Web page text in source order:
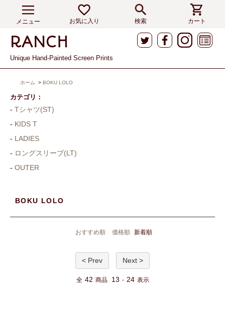
メニュー お気に入り 検索 カート
Unique Hand-Painted Screen Prints
ホーム > BOKU LOLO
カテゴリ：
Tシャツ(ST)
KIDS T
LADIES
ロングスリーブ(LT)
OUTER
BOKU LOLO
おすすめ順 価格順 新着順
< Prev Next >
全 42 商品 13 - 24 表示